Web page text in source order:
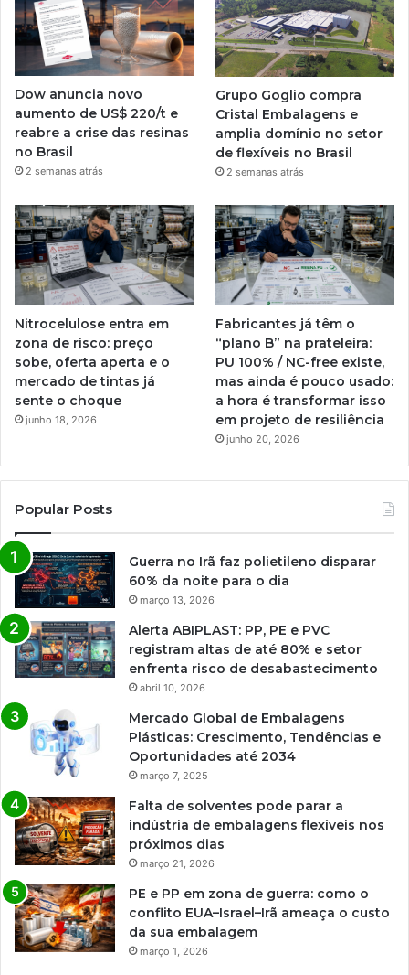
Dow anuncia novo
aumento de US$ 220/t e
reabre a crise das resinas
no Brasil
2 semanas atrás
Grupo Goglio compra
Cristal Embalagens e
amplia domínio no setor
de flexíveis no Brasil
2 semanas atrás
Nitrocelulose entra em
zona de risco: preço
sobe, oferta aperta e o
mercado de tintas já
sente o choque
junho 18, 2026
Fabricantes já têm o
“plano B” na prateleira:
PU 100% / NC-free existe,
mas ainda é pouco usado:
a hora é transformar isso
em projeto de resiliência
junho 20, 2026
Popular Posts
Guerra no Irã faz polietileno disparar
60% da noite para o dia
março 13, 2026
Alerta ABIPLAST: PP, PE e PVC
registram altas de até 80% e setor
enfrenta risco de desabastecimento
abril 10, 2026
Mercado Global de Embalagens
Plásticas: Crescimento, Tendências e
Oportunidades até 2034
março 7, 2025
Falta de solventes pode parar a
indústria de embalagens flexíveis nos
próximos dias
março 21, 2026
PE e PP em zona de guerra: como o
conflito EUA–Israel–Irã ameaça o custo
da sua embalagem
março 1, 2026